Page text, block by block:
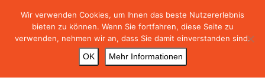
Wir verwenden Cookies, um Ihnen das beste Nutzererlebnis
bieten zu können. Wenn Sie fortfahren, diese Seite zu
verwenden, nehmen wir an, dass Sie damit einverstanden sind.
OK
Mehr Informationen